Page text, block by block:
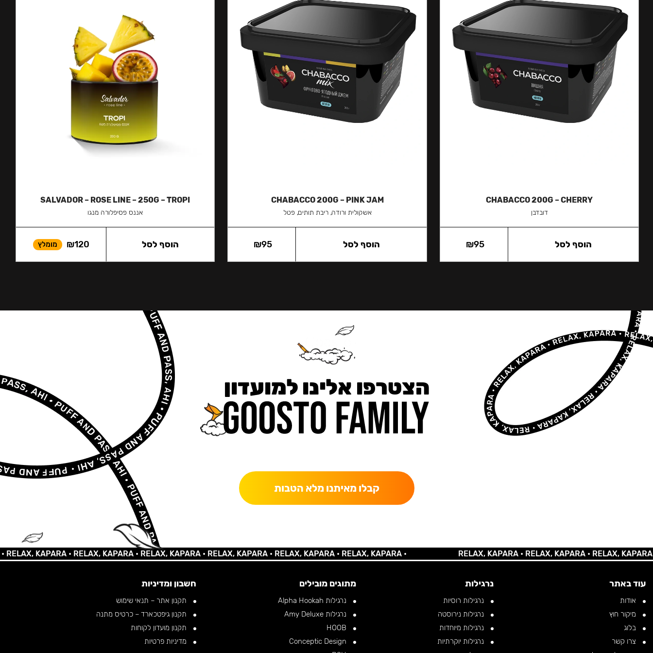
CHABACCO 200G – CHERRY
דובדבן
₪95 הוסף לסל
CHABACCO 200G – PINK JAM
אשקולית ורודה, ריבת תותים, פטל
₪95 הוסף לסל
SALVADOR – ROSE LINE – 250G – TROPI
אננס פסיפלורה מנגו
₪120 מומלץ הוסף לסל
הצטרפו אלינו למועדון
קבלו מאיתנו מלא הטבות
KAPARA •RELAX, KAPARA •RELAX, KAPARA •RELAX, KAPARA •RELAX, KAPARA •RELAX, KAPARA • RELAX, KAPARA •RELAX, KAPARA •RELAX, KAPARA •
עוד באתר
אודות
מיקור חוץ
בלוג
צרו קשר
נרגילות
נרגילות רוסיות
נרגילות נירוסטה
נרגילות מיוחדות
נרגילות יוקרתיות
מתוגים מובילים
נרגילות Alpha Hookah
נרגילות Amy Deluxe
חשבון ומדיניות
תקנון אתר – תנאי שימוש
תקנון גיפטכארד – כרטיס מתנה
תקנון מועדון לקוחות
מדיניות פרטיות